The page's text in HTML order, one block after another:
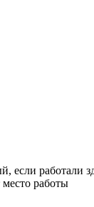
если работали
работы